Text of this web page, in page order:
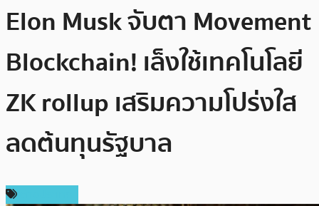
Elon Musk จับตา Movement
Blockchain! เล็งใช้เทคโนโลยี
ZK rollup เสริมความโปร่งใส
ลดต้นทุนรัฐบาล